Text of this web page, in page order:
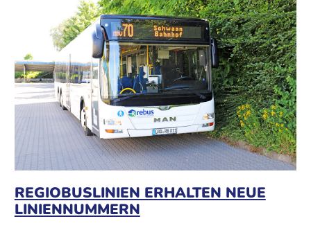
REGIOBUSLINIEN ERHALTEN NEUE
LINIENNUMMERN